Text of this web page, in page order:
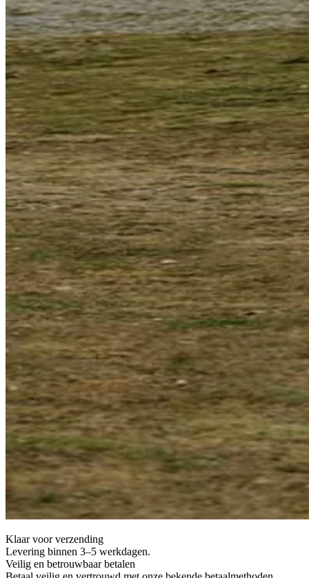
Klaar voor verzending
Levering binnen 3–5 werkdagen.
Veilig en betrouwbaar betalen